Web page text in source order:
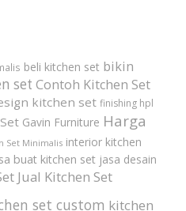
beli kitchen set bikin
set Contoh Kitchen Set
kitchen set finishing hpl
Gavin Furniture Harga
Set Minimalis interior kitchen
buat kitchen set jasa desain
Jual Kitchen Set
set custom kitchen